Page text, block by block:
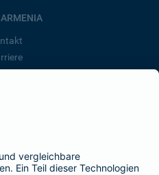
BarmeniaGothaer
SEITEN